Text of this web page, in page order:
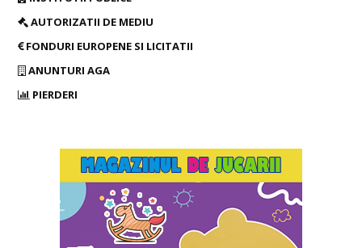
AUTORIZATII DE MEDIU
FONDURI EUROPENE SI LICITATII
ANUNTURI AGA
PIERDERI